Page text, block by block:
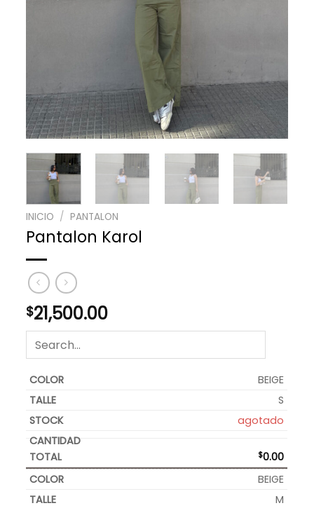
INICIO / PANTALON
Pantalon Karol
$21,500.00
BEIGE
S
agotado
$0.00
BEIGE
M